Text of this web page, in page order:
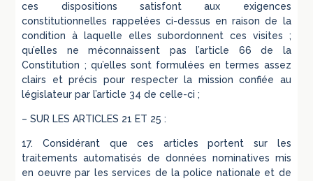
ces dispositions satisfont aux exigences
constitutionnelles rappelées ci-dessus en raison de la
condition à laquelle elles subordonnent ces visites ;
qu’elles ne méconnaissent pas l’article 66 de la
Constitution ; qu’elles sont formulées en termes assez
clairs et précis pour respecter la mission confiée au
législateur par l’article 34 de celle-ci ;
– SUR LES ARTICLES 21 ET 25 :
17. Considérant que ces articles portent sur les
traitements automatisés de données nominatives mis
en oeuvre par les services de la police nationale et de